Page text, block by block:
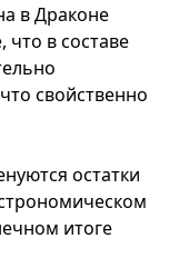
в Драконе
в составе
свойственно
остатки
итоге